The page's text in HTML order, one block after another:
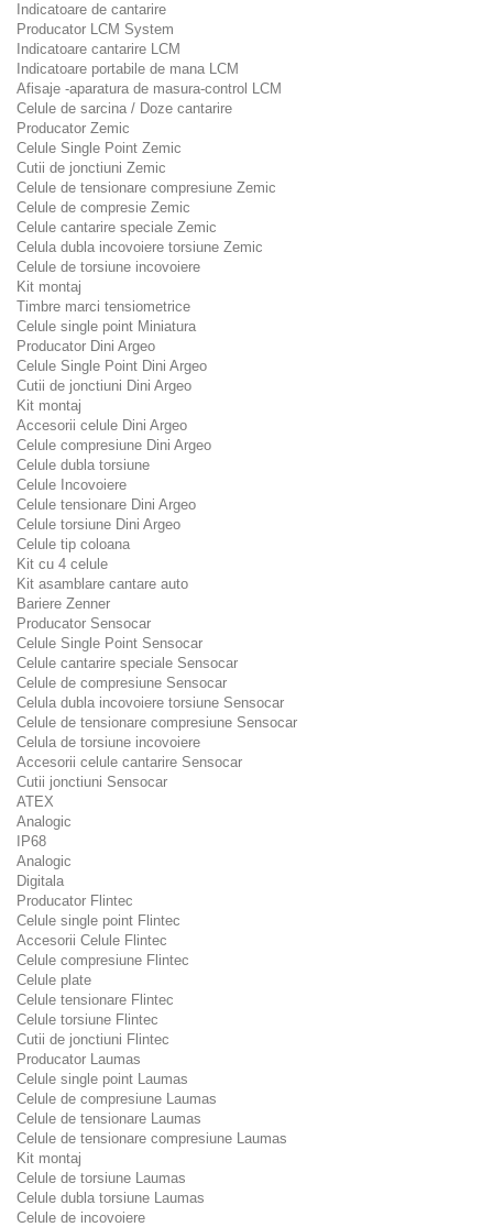
Indicatoare de cantarire
Producator LCM System
Indicatoare cantarire LCM
Indicatoare portabile de mana LCM
Afisaje -aparatura de masura-control LCM
Celule de sarcina / Doze cantarire
Producator Zemic
Celule Single Point Zemic
Cutii de jonctiuni Zemic
Celule de tensionare compresiune Zemic
Celule de compresie Zemic
Celule cantarire speciale Zemic
Celula dubla incovoiere torsiune Zemic
Celule de torsiune incovoiere
Kit montaj
Timbre marci tensiometrice
Celule single point Miniatura
Producator Dini Argeo
Celule Single Point Dini Argeo
Cutii de jonctiuni Dini Argeo
Kit montaj
Accesorii celule Dini Argeo
Celule compresiune Dini Argeo
Celule dubla torsiune
Celule Incovoiere
Celule tensionare Dini Argeo
Celule torsiune Dini Argeo
Celule tip coloana
Kit cu 4 celule
Kit asamblare cantare auto
Bariere Zenner
Producator Sensocar
Celule Single Point Sensocar
Celule cantarire speciale Sensocar
Celule de compresiune Sensocar
Celula dubla incovoiere torsiune Sensocar
Celule de tensionare compresiune Sensocar
Celula de torsiune incovoiere
Accesorii celule cantarire Sensocar
Cutii jonctiuni Sensocar
ATEX
Analogic
IP68
Analogic
Digitala
Producator Flintec
Celule single point Flintec
Accesorii Celule Flintec
Celule compresiune Flintec
Celule plate
Celule tensionare Flintec
Celule torsiune Flintec
Cutii de jonctiuni Flintec
Producator Laumas
Celule single point Laumas
Celule de compresiune Laumas
Celule de tensionare Laumas
Celule de tensionare compresiune Laumas
Kit montaj
Celule de torsiune Laumas
Celule dubla torsiune Laumas
Celule de incovoiere